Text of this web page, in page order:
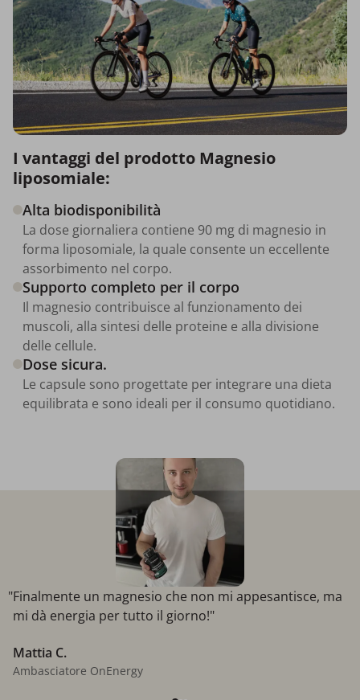
I vantaggi del prodotto Magnesio
liposomiale:
Alta biodisponibilità
La dose giornaliera contiene 90 mg di magnesio in
forma liposomiale, la quale consente un eccellente
assorbimento nel corpo.
Supporto completo per il corpo
Il magnesio contribuisce al funzionamento dei
muscoli, alla sintesi delle proteine e alla divisione
delle cellule.
Dose sicura.
Le capsule sono progettate per integrare una dieta
equilibrata e sono ideali per il consumo quotidiano.
"Finalmente un magnesio che non mi appesantisce, ma
mi dà energia per tutto il giorno!"
Mattia C.
Ambasciatore OnEnergy